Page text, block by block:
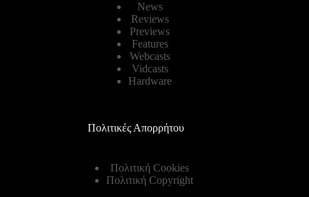
News
Reviews
Previews
Features
Webcasts
Vidcasts
Hardware
Πολιτικές Απορρήτου
Πολιτική Cookies
Πολιτική Copyright